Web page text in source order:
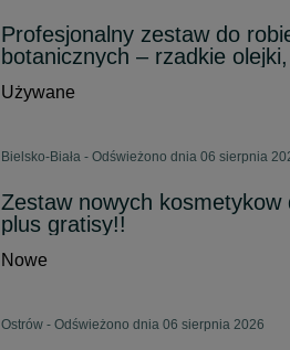
Profesjonalny zestaw do
botanicznych – rzadkie
Używane
Bielsko-Biała - Odświeżono dnia 06 sierpnia
Zestaw nowych kosmetykow
plus gratisy!!
Nowe
Ostrów - Odświeżono dnia 06 sierpnia 2026